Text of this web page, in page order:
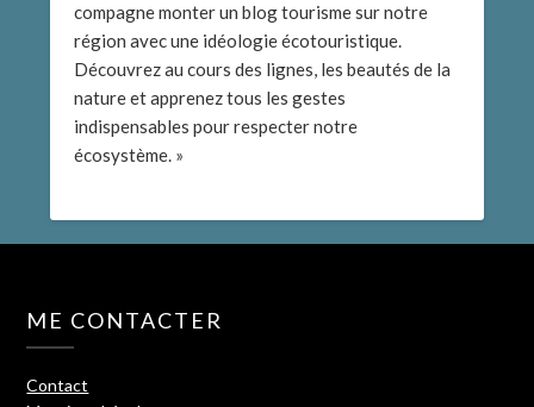
compagne monter un blog tourisme sur notre
région avec une idéologie écotouristique.
Découvrez au cours des lignes, les beautés de la
nature et apprenez tous les gestes
indispensables pour respecter notre
écosystème. »
ME CONTACTER
Contact